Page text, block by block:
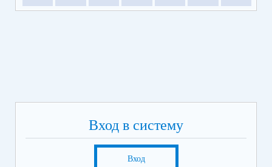
Вход в систему
Вход